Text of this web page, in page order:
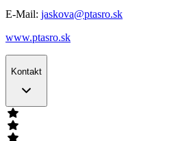
E-Mail: jaskova@ptasro.sk
www.ptasro.sk
Kontakt